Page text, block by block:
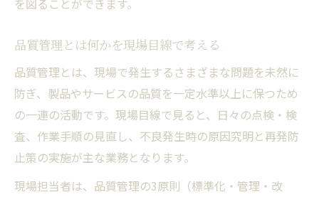
品質管理とは何かを現場目線で考える
品質管理とは、現場で発生するさまざまな問題を未然に
防ぎ、製品やサービスの品質を一定水準以上に保つため
の一連の活動です。現場目線で見ると、日々の点検・検
査、作業手順の見直し、不良発生時の原因究明と再発防
止策の実施が主な業務となります。
現場担当者は、品質管理の3原則（標準化・管理・改